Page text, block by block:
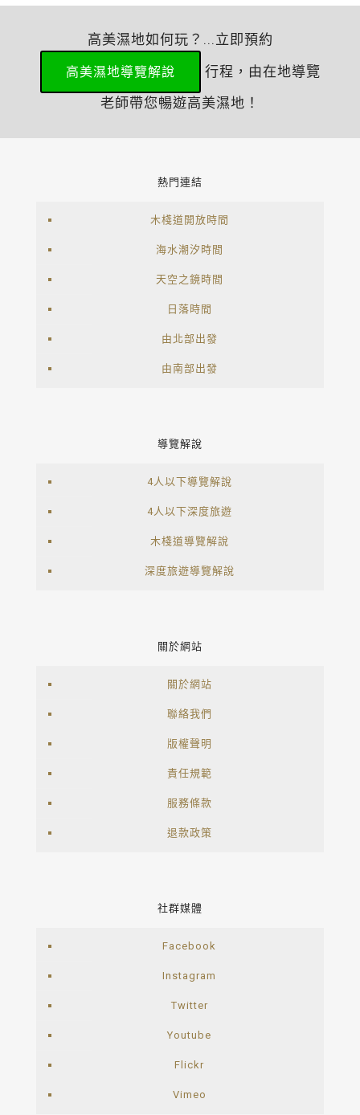
高美濕地如何玩？...立即預約
高美濕地導覽解說
行程，由在地導覽
老師帶您暢遊高美濕地！
熱門連結
木棧道開放時間
海水潮汐時間
天空之鏡時間
日落時間
由北部出發
由南部出發
導覽解說
4人以下導覽解說
4人以下深度旅遊
木棧道導覽解說
深度旅遊導覽解說
關於網站
關於網站
聯絡我們
版權聲明
責任規範
服務條款
退款政策
社群媒體
Facebook
Instagram
Twitter
Youtube
Flickr
Vimeo